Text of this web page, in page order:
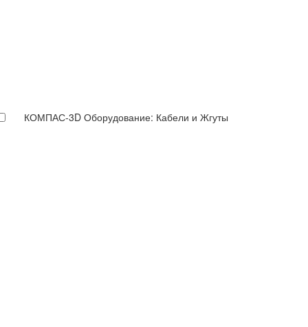
КОМПАС-3D Оборудование: Кабели и Жгуты